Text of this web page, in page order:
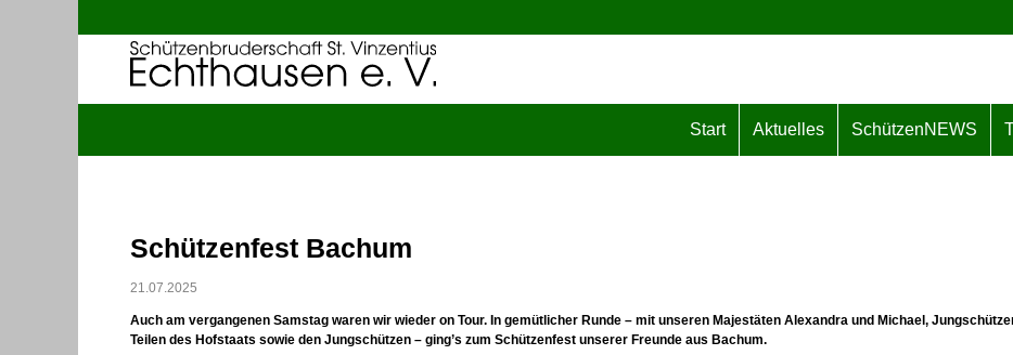
Start Aktuelles SchützenNEWS
Schützenfest Bachum
21.07.2025
Auch am vergangenen Samstag waren wir wieder on Tour. In gemütlicher Runde – mit unseren Majestäten Alexandra und Michael,
Teilen des Hofstaats sowie den Jungschützen – ging’s zum Schützenfest unserer Freunde aus Bachum.